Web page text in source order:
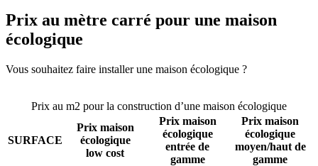
Prix au mètre carré pour une maison
écologique
Vous souhaitez faire installer une maison écologique ?
Prix au m2 pour la construction d’une maison écologique
SURFACE
Prix maison
écologique
low cost
Prix maison
écologique
entrée de
gamme
Prix maison
écologique
moyen/haut de
gamme